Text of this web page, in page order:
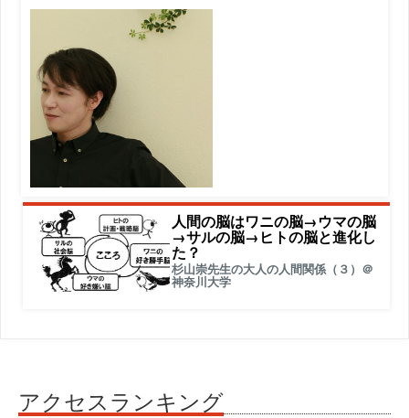
人間の脳はワニの脳→ウマの脳
→サルの脳→ヒトの脳と進化し
た？
杉山崇先生の大人の人間関係（３）＠
神奈川大学
アクセスランキング